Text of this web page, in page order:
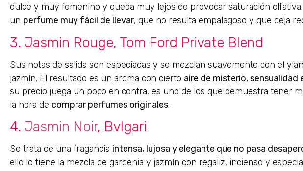
dulce y muy femenino y queda muy lejos de provocar saturación
un perfume muy fácil de llevar, que no resulta empalagoso y que deja
3. Jasmin Rouge, Tom Ford Private Blend
Sus notas de salida son especiadas y se mezclan suavemente con el
jazmín. El resultado es un aroma con cierto aire de misterio, sensualidad
su precio juega un poco en contra, es uno de los que demuestra tener
la hora de comprar perfumes originales.
4. Jasmin Noir, Bvlgari
Se trata de una fragancia intensa, lujosa y elegante que no pasa
ello lo tiene la mezcla de gardenia y jazmín con regaliz, incienso y